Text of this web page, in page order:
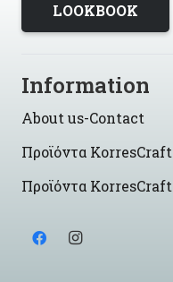
LOOKBOOK
Information
About us-Contact
Προϊόντα
Προϊόντα